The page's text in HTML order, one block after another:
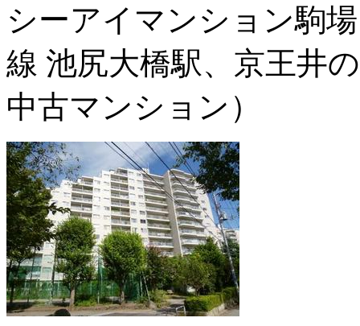
シーアイマンション駒
線 池尻大橋駅、京王井
中古マンション）